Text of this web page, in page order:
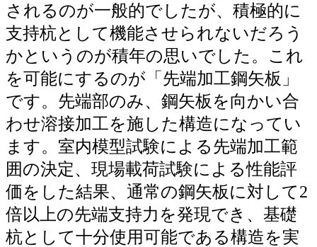
されるのが一般的でしたが、積極的に
支持杭として機能させられないだろう
かというのが積年の思いでした。これ
を可能にするのが「先端加工鋼矢板」
です。先端部のみ、鋼矢板を向かい合
わせ溶接加工を施した構造になってい
ます。室内模型試験による先端加工範
囲の決定、現場載荷試験による性能評
価をした結果、通常の鋼矢板に対して2
倍以上の先端支持力を発現でき、基礎
杭として十分使用可能である構造を実